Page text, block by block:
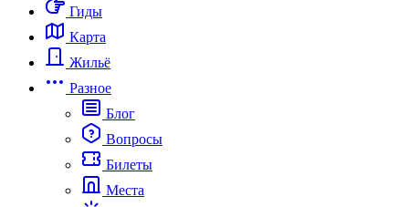
Гиды
Карта
Жильё
Разное
Блог
Вопросы
Билеты
Места